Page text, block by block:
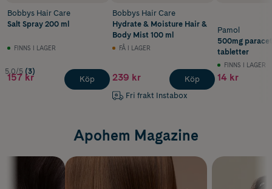
Bobbys Hair Care
Salt Spray 200 ml
FINNS I LAGER
5.0/5 (3)
157 kr Köp
Bobbys Hair Care
Hydrate & Moisture Hair &
Body Mist 100 ml
FÅ I LAGER
239 kr
Fri frakt Instabox
Köp
Pamol
500mg
tabletter
FINNS I LAGER
14 kr
Apohem Magazine